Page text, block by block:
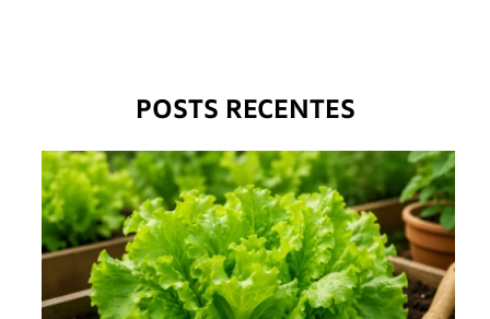
POSTS RECENTES